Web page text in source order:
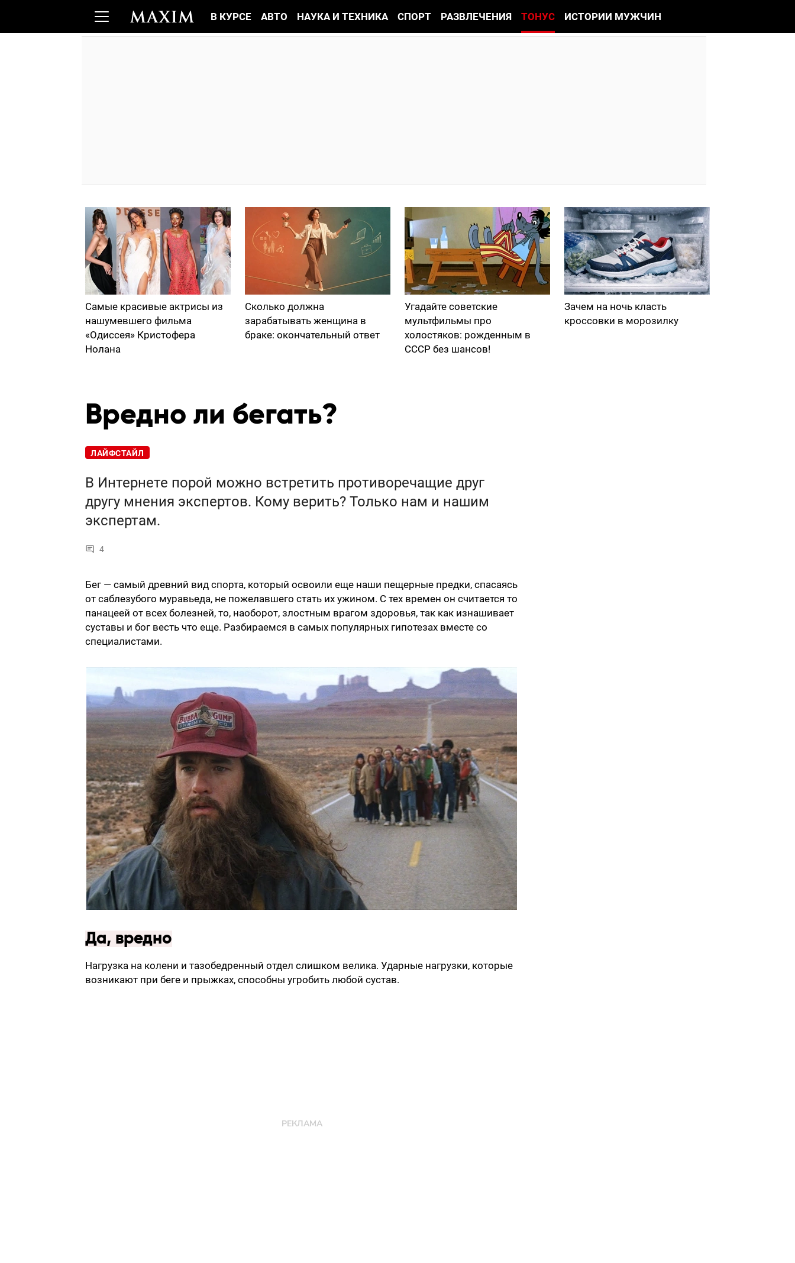
В КУРСЕ АВТО НАУКА И ТЕХНИКА СПОРТ РАЗВЛЕЧЕНИЯ ТОНУС ИСТОРИИ МУЖЧИН
Самые красивые актрисы из
нашумевшего фильма
«Одиссея» Кристофера
Нолана
Сколько должна
зарабатывать женщина в
браке: окончательный ответ
Угадайте советские
мультфильмы про
холостяков: рожденным в
СССР без шансов!
Зачем на ночь класть
кроссовки в морозилку
Вредно ли бегать?
ЛАЙФСТАЙЛ
В Интернете порой можно встретить противоречащие друг
другу мнения экспертов. Кому верить? Только нам и нашим
экспертам.
4
Бег — самый древний вид спорта, который освоили еще наши пещерные предки, спасаясь
от саблезубого муравьеда, не пожелавшего стать их ужином. С тех времен он считается то
панацеей от всех болезней, то, наоборот, злостным врагом здоровья, так как изнашивает
суставы и бог весть что еще. Разбираемся в самых популярных гипотезах вместе со
специалистами.
Да, вредно
Нагрузка на колени и тазобедренный отдел слишком велика. Ударные нагрузки, которые
возникают при беге и прыжках, способны угробить любой сустав.